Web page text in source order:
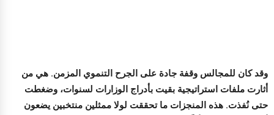
وقد كان للمجالس وقفة جادة على الجرح التنموي المزمن. هي من
أثارت ملفات استراتيجية بقيت بأدراج الوزارات لسنوات، وضغطت
حتى نُفذت. هذه المنجزات ما تحققت لولا ممثلين منتخبين يضعون